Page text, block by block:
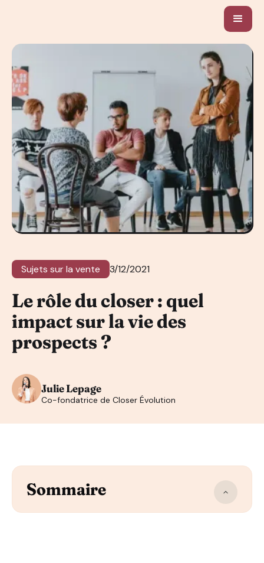
Sujets sur la vente 3/12/2021
Le rôle du closer : quel
impact sur la vie des
prospects ?
Julie Lepage
Co-fondatrice de Closer Évolution
Sommaire